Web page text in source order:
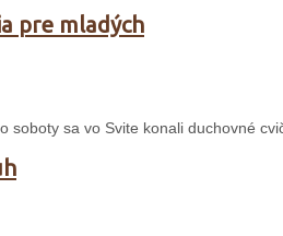
pre mladých
soboty sa vo Svite konali duchovné